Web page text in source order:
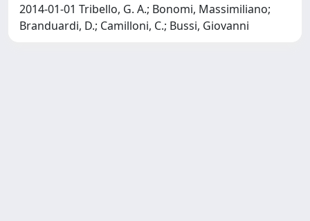
2014-01-01 Tribello, G. A.; Bonomi, Massimiliano;
Branduardi, D.; Camilloni, C.; Bussi, Giovanni